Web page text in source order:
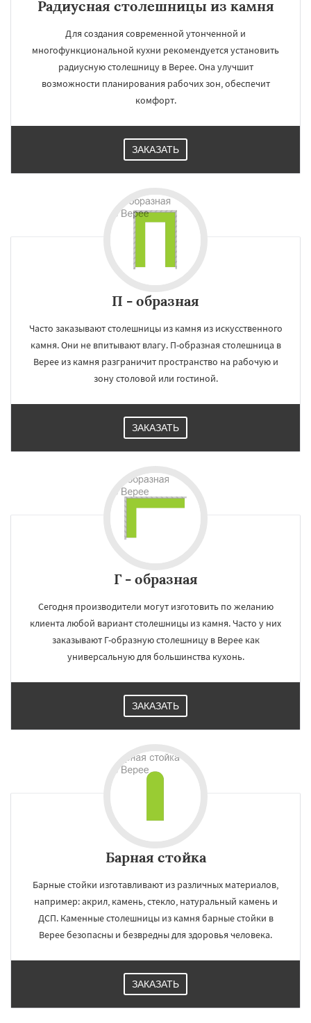
Радиусная столешницы из камня
Для создания современной утонченной и
многофункциональной кухни рекомендуется установить
радиусную столешницу в Верее. Она улучшит
возможности планирования рабочих зон, обеспечит
комфорт.
ЗАКАЗАТЬ
П - образная
Часто заказывают столешницы из камня из искусственного
камня. Они не впитывают влагу. П-образная столешница в
Верее из камня разграничит пространство на рабочую и
зону столовой или гостиной.
ЗАКАЗАТЬ
Г - образная
Сегодня производители могут изготовить по желанию
клиента любой вариант столешницы из камня. Часто у них
заказывают Г-образную столешницу в Верее как
универсальную для большинства кухонь.
ЗАКАЗАТЬ
Барная стойка
Барные стойки изготавливают из различных материалов,
например: акрил, камень, стекло, натуральный камень и
ДСП. Каменные столешницы из камня барные стойки в
Верее безопасны и безвредны для здоровья человека.
ЗАКАЗАТЬ